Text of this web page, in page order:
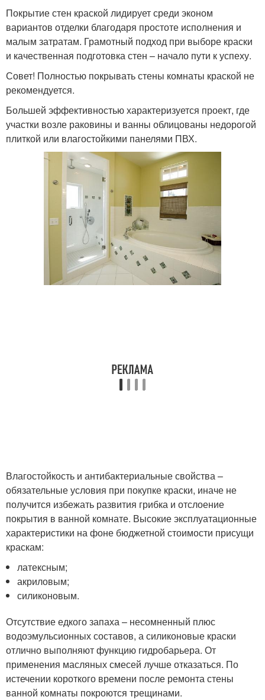
Покрытие стен краской лидирует среди эконом
вариантов отделки благодаря простоте исполнения и
малым затратам. Грамотный подход при выборе краски
и качественная подготовка стен – начало пути к успеху.
Совет! Полностью покрывать стены комнаты краской не
рекомендуется.
Большей эффективностью характеризуется проект, где
участки возле раковины и ванны облицованы недорогой
плиткой или влагостойкими панелями ПВХ.
Влагостойкость и антибактериальные свойства –
обязательные условия при покупке краски, иначе не
получится избежать развития грибка и отслоение
покрытия в ванной комнате. Высокие эксплуатационные
характеристики на фоне бюджетной стоимости присущи
краскам:
латексным;
акриловым;
силиконовым.
Отсутствие едкого запаха – несомненный плюс
водоэмульсионных составов, а силиконовые краски
отлично выполняют функцию гидробарьера. От
применения масляных смесей лучше отказаться. По
истечении короткого времени после ремонта стены
ванной комнаты покроются трещинами.